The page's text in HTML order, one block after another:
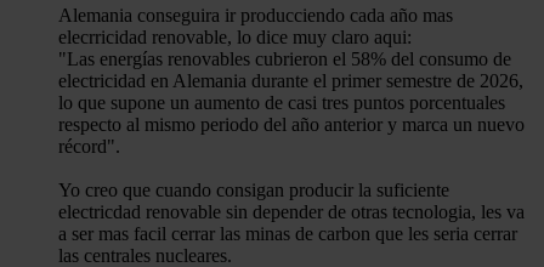
Alemania conseguira ir producciendo cada año mas
elecrricidad renovable, lo dice muy claro aqui:
"Las energías renovables cubrieron el 58% del consumo de
electricidad en Alemania durante el primer semestre de 2026,
lo que supone un aumento de casi tres puntos porcentuales
respecto al mismo periodo del año anterior y marca un nuevo
récord".
Yo creo que cuando consigan producir la suficiente
electricdad renovable sin depender de otras tecnologia, les va
a ser mas facil cerrar las minas de carbon que les seria cerrar
las centrales nucleares.